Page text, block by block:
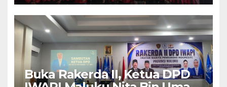
Buka Rakerda II, Ketua DPD